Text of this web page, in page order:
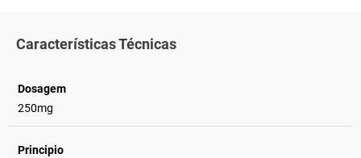
Características Técnicas
Dosagem
250mg
Principio